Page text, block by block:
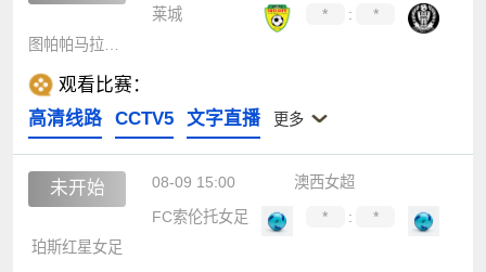
莱城
* :
*
图帕帕马拉伦加
观看比赛：
高清线路
CCTV5 文字直播 更多
未开始 08-09 15:00
澳西女超
FC索伦托女足
* :
*
珀斯红星女足